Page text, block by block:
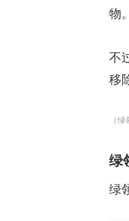
物。
不
移
（
绿
绿